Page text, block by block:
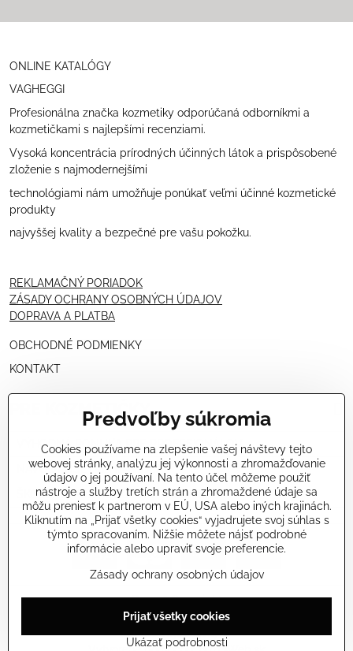
ONLINE KATALÓGY
VAGHEGGI
Profesionálna značka kozmetiky odporúčaná odborníkmi a
kozmetičkami s najlepšími recenziami.
Vysoká koncentrácia prírodných účinných látok a prispôsobené
zloženie s najmodernejšími
technológiami nám umožňuje ponúkať veľmi účinné kozmetické
produkty
najvyššej kvality a bezpečné pre vašu pokožku.
REKLAMAČNÝ PORIADOK
ZÁSADY OCHRANY OSOBNÝCH ÚDAJOV
DOPRAVA A PLATBA
OBCHODNÉ PODMIENKY
KONTAKT
PRE KOZMETIČKY
VÝHODNÁ PONUKA PRE PROFESIONÁLOV
NÁVODY OŠETRENÍ - VIDEÁ
ŠKOLENIE KOZMETIČIEK V TALIANSKU
©2026Copyright
Predvoľby súkromiaZásady ochrany osobných údajov
Stav objednávky
Predvoľby súkromia
Cookies používame na zlepšenie vašej návštevy tejto
webovej stránky, analýzu jej výkonnosti a zhromažďovanie
údajov o jej používaní. Na tento účel môžeme použiť
nástroje a služby tretích strán a zhromaždené údaje sa
môžu preniesť k partnerom v EÚ, USA alebo iných krajinách.
Kliknutím na „Prijať všetky cookies“ vyjadrujete svoj súhlas s
týmto spracovaním. Nižšie môžete nájsť podrobné
informácie alebo upraviť svoje preferencie.
Zásady ochrany osobných údajov
Ukázať podrobnosti
Prijať všetky cookies